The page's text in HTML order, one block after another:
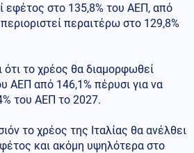
εφέτος στο 135,8% του ΑΕΠ, από
περαιτέρω στο 129,8%
ότι το χρέος θα διαμορφωθεί
ΑΕΠ από 146,1% πέρυσι για να
του ΑΕΠ το 2027.
το χρέος της Ιταλίας θα ανέλθει
και ακόμη υψηλότερα στο